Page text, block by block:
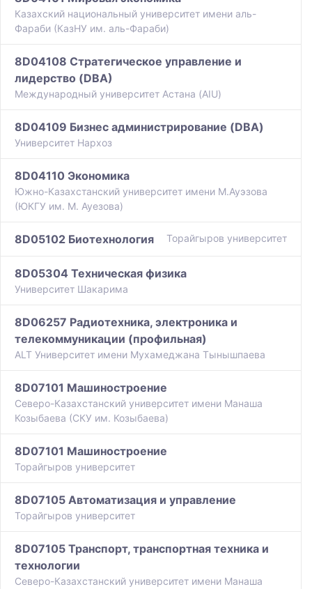
Казахский национальный университет имени аль-
Фараби (КазНУ им. аль-Фараби)
8D04108 Стратегическое управление и
лидерство (DВА)
Международный университет Астана (AIU)
8D04109 Бизнес администрирование (DBA)
Университет Нархоз
8D04110 Экономика
Южно-Казахстанский университет имени М.Ауэзова
(ЮКГУ им. М. Ауезова)
8D05102 Биотехнология Торайгыров университет
8D05304 Техническая физика
Университет Шакарима
8D06257 Радиотехника, электроника и
телекоммуникации (профильная)
ALT Университет имени Мухамеджана Тынышпаева
8D07101 Машиностроение
Северо-Казахстанский университет имени Манаша
Козыбаева (СКУ им. Козыбаева)
8D07101 Машиностроение
Торайгыров университет
8D07105 Автоматизация и управление
Торайгыров университет
8D07105 Транспорт, транспортная техника и
технологии
Северо-Казахстанский университет имени Манаша